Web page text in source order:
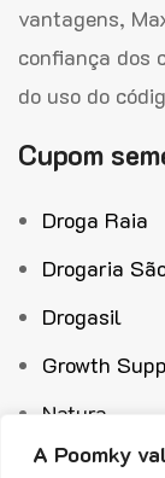
A Poomky
vantagens,
confiança dos
do uso do
Cupom
Droga Raia
Drogaria
Drogasil
Growth
Natura
Pague